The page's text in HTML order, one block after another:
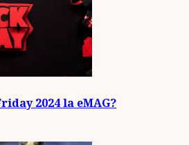
2024 la eMAG?